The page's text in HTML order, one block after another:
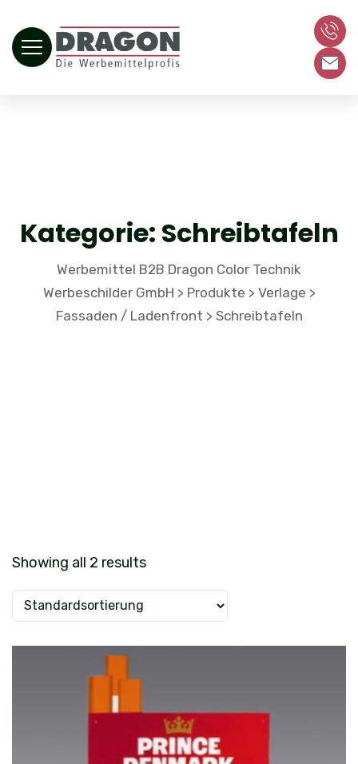
Kategorie: Schreibtafeln
Werbemittel B2B Dragon Color Technik
Werbeschilder GmbH > Produkte > Verlage >
Fassaden / Ladenfront > Schreibtafeln
Showing all 2 results